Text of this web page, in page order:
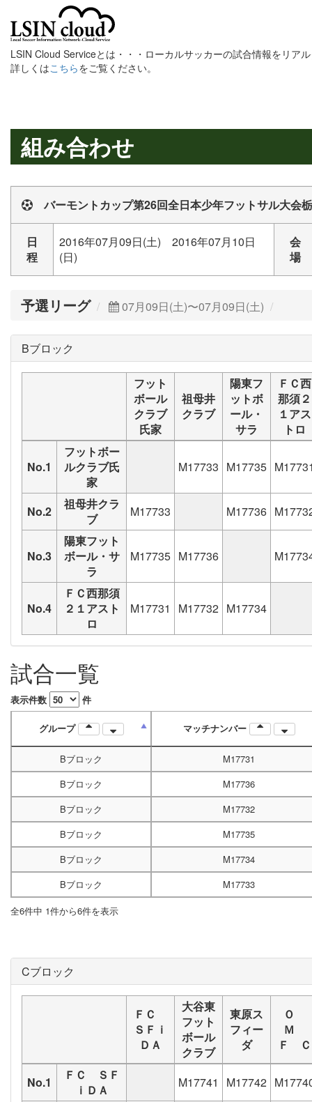
LSIN Cloud Serviceとは・・・ローカルサッカーの試合情報をリアル
詳しくはこちらをご覧ください。
組み合わせ
バーモントカップ第26回全日本少年フットサル大会
日
程
2016年07月09日(土) 2016年07月10日
(日)
会
場
予選リーグ 07月09日(土)〜07月09日(土)
Bブロック
フット
ボール
クラブ
氏家
祖母井
クラブ
陽東フ
ットボ
ール・
サラ
ＦＣ西
那須２
１アス
トロ
No.1
フットボー
ルクラブ氏
家
M17733 M17735 M17731
No.2
祖母井クラ
ブ
M17733 M17736
No.3
陽東フット
ボール・サ
ラ
M17735 M17736
No.4
ＦＣ西那須
２１アスト
ロ
M17731 M17732 M17734
試合一覧
表示件数 件
グループ マッチナンバー
Bブロック M17731
Bブロック
M17736
Bブロック
M17732
Bブロック
M17735
Bブロック
M17734
Bブロック
M17733
全6件中 1件から6件を表示
Cブロック
ＦＣ
ＳＦｉ
ＤＡ
大谷東
フット
ボール
クラブ
東原ス
フィー
ダ
Ｏ
Ｍ
Ｆ Ｃ
No.1
ＦＣ ＳＦ
ｉＤＡ
M17741 M17742